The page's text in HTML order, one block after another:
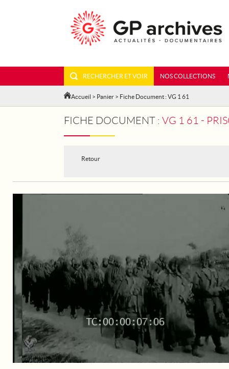
RECHERCHER ET VOIR NOS COLLECTIONS
Accueil > Panier > Fiche Document : VG 1 61
FICHE DOCUMENT : VG 1 61 -
Retour